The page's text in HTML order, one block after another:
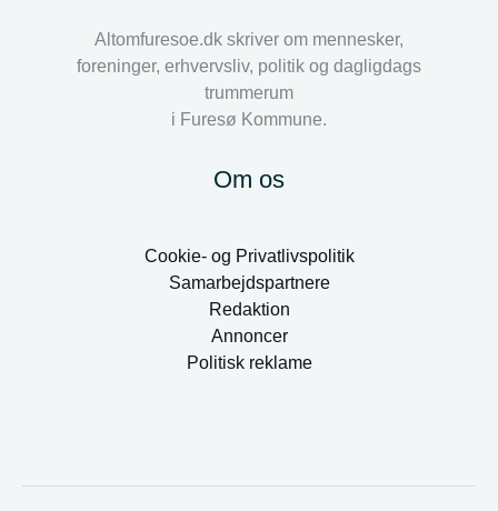
Altomfuresoe.dk skriver om mennesker,
foreninger, erhvervsliv, politik og dagligdags
trummerum
i Furesø Kommune.
Om os
Cookie- og Privatlivspolitik
Samarbejdspartnere
Redaktion
Annoncer
Politisk reklame